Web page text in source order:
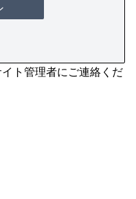
ト管理者にご連絡くだ